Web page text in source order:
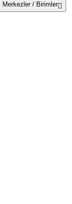
Merkezler / Birimler